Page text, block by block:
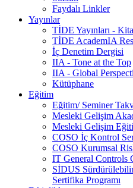
Faydalı Linkler
Yayınlar
TİDE Yayınları -
TİDE AcademIA
İç Denetim Dergisi
IIA - Tone at the Top
IIA - Global
Kütüphane
Eğitim
Eğitim/ Seminer
Mesleki Gelişim
Mesleki Gelişim
COSO İç Kontrol
COSO Kurumsal
IT General Controls
SİDUS
Sertifika Programı